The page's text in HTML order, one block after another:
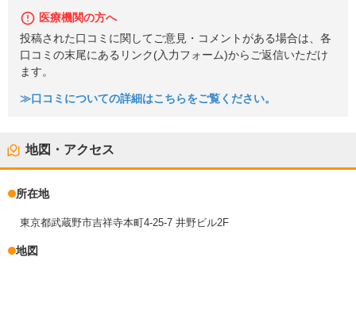
医療機関の方へ
投稿された口コミに関してご意見・コメントがある場合は、各
口コミの末尾にあるリンク(入力フォーム)からご返信いただけ
ます。
≫口コミについての詳細はこちらをご覧ください。
地図・アクセス
所在地
東京都武蔵野市吉祥寺本町4-25-7 井野ビル2F
地図